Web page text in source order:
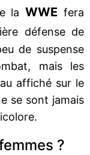
laWWE fera
défense de
de suspense
mais les
affiché sur le
se sont jamais
?